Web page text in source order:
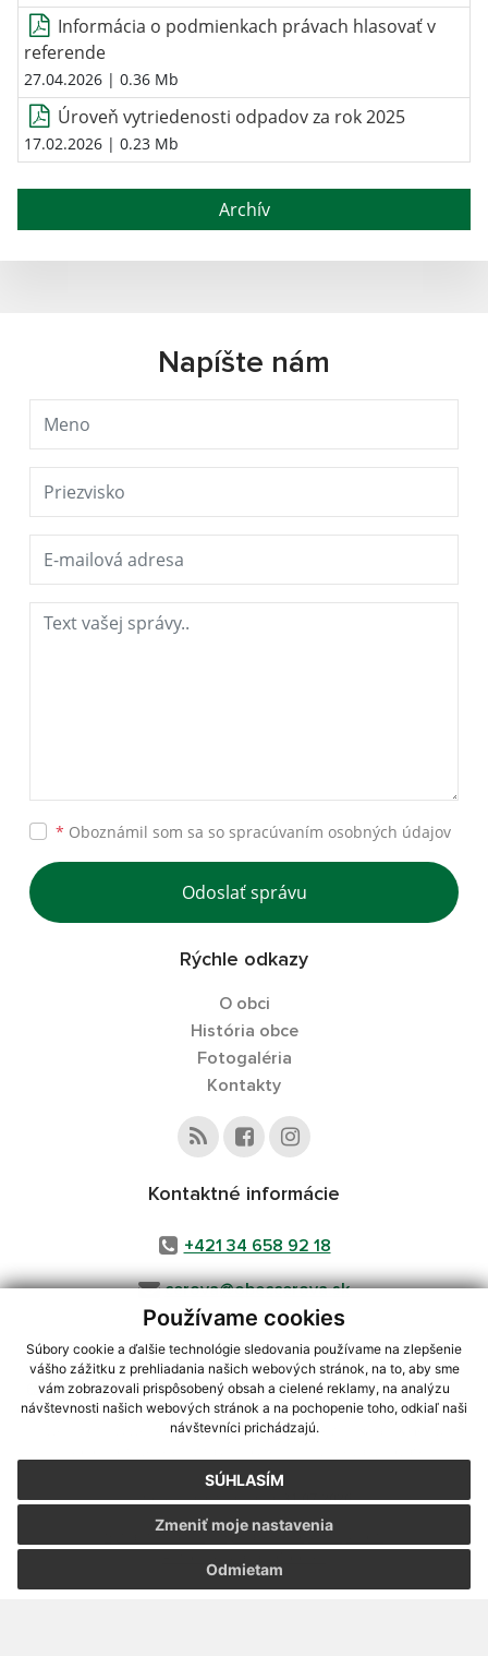
Používame cookies
Súbory cookie a ďalšie technológie sledovania používame na zlepšenie
vášho zážitku z prehliadania našich webových stránok, na to, aby sme
vám zobrazovali prispôsobený obsah a cielené reklamy, na analýzu
návštevnosti našich webových stránok a na pochopenie toho, odkiaľ naši
návštevníci prichádzajú.
SÚHLASÍM
Odmietam
Zmeniť moje nastavenia
Informácia o podmienkach právach hlasovať v
referende
27.04.2026 | 0.36 Mb
Úroveň vytriedenosti odpadov za rok 2025
17.02.2026 | 0.23 Mb
Archív
Napíšte nám
* Oboznámil som sa so spracúvaním osobných údajov
Odoslať správu
Rýchle odkazy
O obci
História obce
Fotogaléria
Kontakty
Kontaktné informácie
+421 34 658 92 18
cerova@obeccerova.sk
využite možnosť získavania aktuálnych informácií s využitím RSS
CMS systém (redakčný) systém ECHELON 2,Mapa stránok,web portál
webex.digital, s.r.o.,domény,registrácia domény
Posledná aktualizácia:31.07.2026
Vytlačiť stránku|Vyhlásenie o prístupnosti